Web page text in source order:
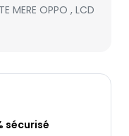
MERE OPPO , LCD
sécurisé